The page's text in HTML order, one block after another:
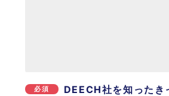
DEECH社を知ったき
必須